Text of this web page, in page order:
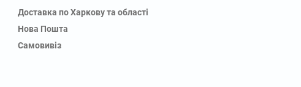
Доставка по Харкову та області
Нова Пошта
Самовивіз